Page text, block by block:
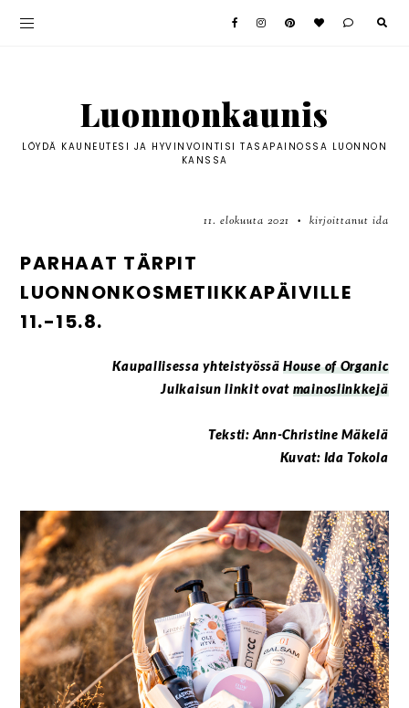
Luonnonkaunis
LÖYDÄ KAUNEUTESI JA HYVINVOINTISI TASAPAINOSSA LUONNON
KANSSA
11. elokuuta 2021 • kirjoittanut ida
PARHAAT TÄRPIT
LUONNONKOSMETIIKKAPÄIVILLE
11.-15.8.
Kaupallisessa yhteistyössäHouse of Organic
Julkaisun linkit ovat mainoslinkkejä
Teksti: Ann-Christine Mäkelä
Kuvat: Ida Tokola